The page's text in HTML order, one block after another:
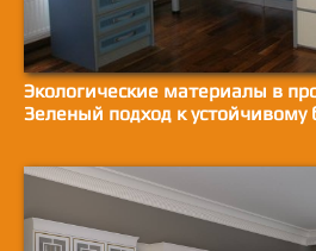
Экологические материалы в
Зеленый подход к устойчивому